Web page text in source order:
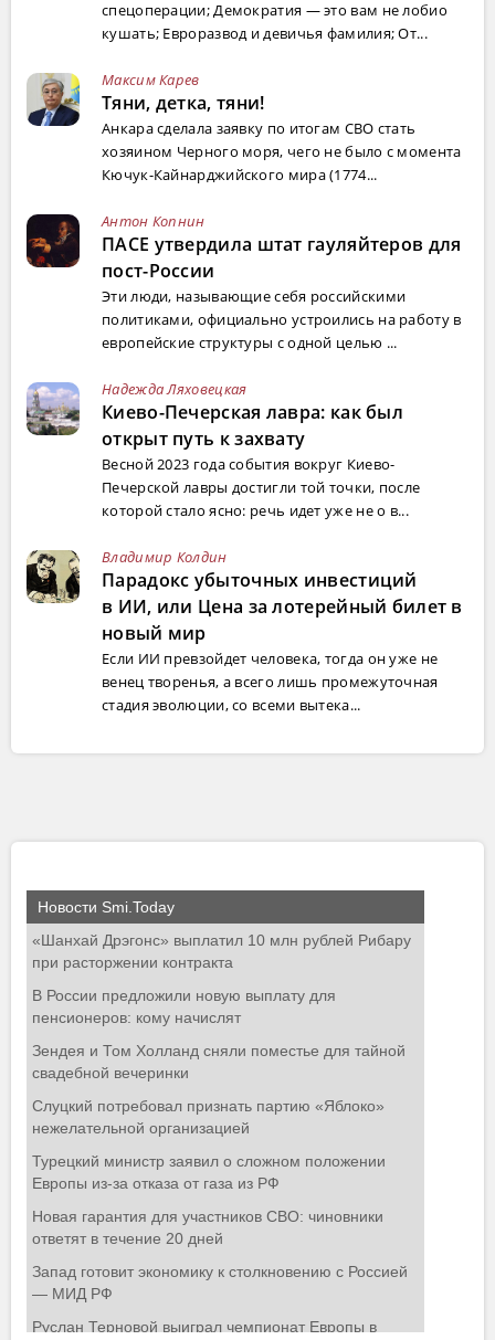
спецоперации; Демократия — это вам не лобио
кушать; Евроразвод и девичья фамилия; От...
Максим Карев
Тяни, детка, тяни!
Анкара сделала заявку по итогам СВО стать
хозяином Черного моря, чего не было с момента
Кючук-Кайнарджийского мира (1774...
Антон Копнин
ПАСЕ утвердила штат гауляйтеров для
пост-России
Эти люди, называющие себя российскими
политиками, официально устроились на работу в
европейские структуры с одной целью ...
Надежда Ляховецкая
Киево-Печерская лавра: как был
открыт путь к захвату
Весной 2023 года события вокруг Киево-
Печерской лавры достигли той точки, после
которой стало ясно: речь идет уже не о в...
Владимир Колдин
Парадокс убыточных инвестиций
в ИИ, или Цена за лотерейный билет в
новый мир
Если ИИ превзойдет человека, тогда он уже не
венец творенья, а всего лишь промежуточная
стадия эволюции, со всеми вытека...